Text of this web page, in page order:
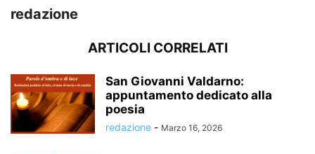
redazione
ARTICOLI CORRELATI
San Giovanni Valdarno:
appuntamento dedicato alla
poesia
redazione - Marzo 16, 2026